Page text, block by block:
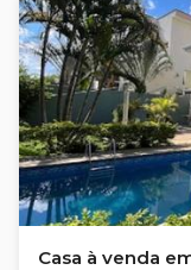
Casa à venda